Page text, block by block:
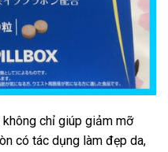
chỉ giúp giảm mỡ
có tác dụng làm đẹp da,